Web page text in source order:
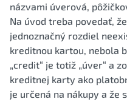
názvami úverová,
Na úvod treba povedať,
jednoznačný rozdiel
kreditnou kartou, nebola
„credit“ je totiž „úver“ a
kreditnej karty ako
je určená na nákupy a že